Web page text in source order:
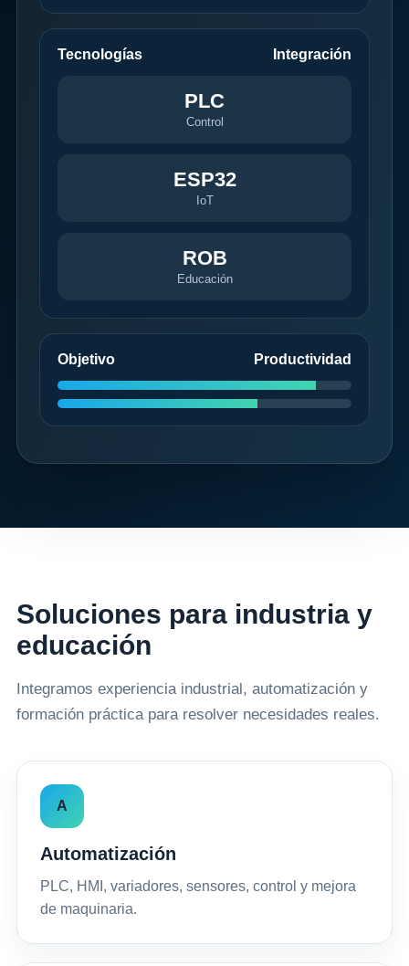
Tecnologías Integración
PLC
Control
ESP32
IoT
ROB
Educación
Objetivo Productividad
Soluciones para industria y
educación
Integramos experiencia industrial, automatización y
formación práctica para resolver necesidades reales.
A
Automatización
PLC, HMI, variadores, sensores, control y mejora
de maquinaria.